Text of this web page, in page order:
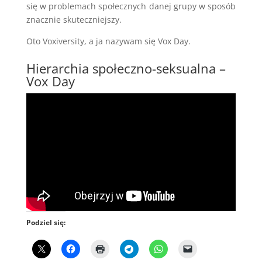
się w problemach społecznych danej grupy w sposób
znacznie skuteczniejszy.
Oto Voxiversity, a ja nazywam się Vox Day.
Hierarchia społeczno-seksualna –
Vox Day
Podziel się: